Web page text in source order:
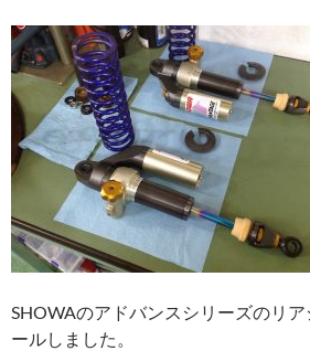
SHOWAのアドバンスシリーズのリ
ールしました。